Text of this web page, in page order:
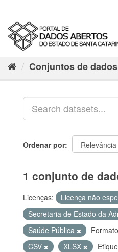
Conjuntos de dados
Ordenar por
1 conjunto de
Licenças: Licença não
Secretaria de Estado da
Saúde Pública
CSV
XLSX